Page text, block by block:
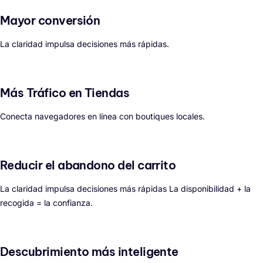
Mayor conversión
La claridad impulsa decisiones más rápidas.
Más Tráfico en Tiendas
Conecta navegadores en línea con boutiques locales.
Reducir el abandono del carrito
La claridad impulsa decisiones más rápidas La disponibilidad + la
recogida = la confianza.
Descubrimiento más inteligente